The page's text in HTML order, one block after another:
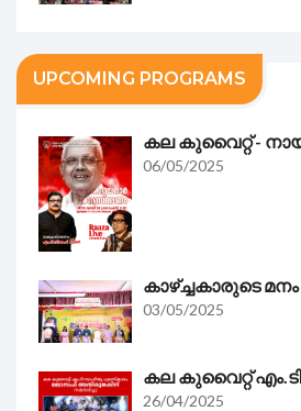
UPCOMING PROGRAMS
കല കുവൈറ്റ്‌ -
06/05/2025
കാഴ്ച്ചകാരുടെ
03/05/2025
കല കുവൈറ്റ്‌ എം.ടി
26/04/2025